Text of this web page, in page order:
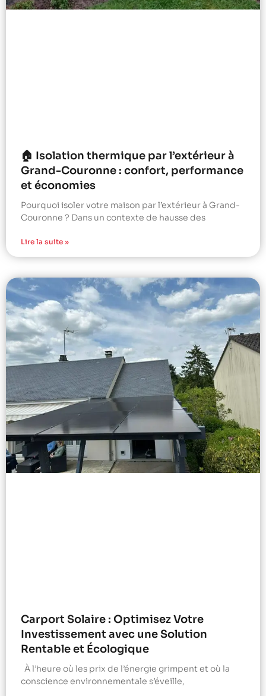
🏠 Isolation thermique par l’extérieur à
Grand-Couronne : confort, performance
et économies
Pourquoi isoler votre maison par l’extérieur à Grand-
Couronne ? Dans un contexte de hausse des
Lire la suite »
Carport Solaire : Optimisez Votre
Investissement avec une Solution
Rentable et Écologique
À l’heure où les prix de l’énergie grimpent et où la
conscience environnementale s’éveille,